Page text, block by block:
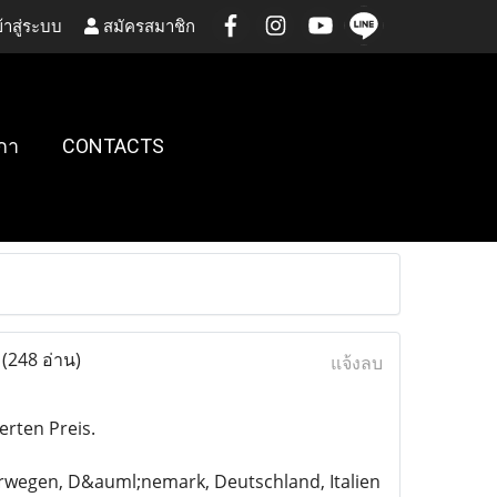
สู่ระบบ สมัครสมาชิก
า CONTACTS
(248 อ่าน) แจ้งลบ
Preis.
D&auml;nemark, Deutschland, Italien